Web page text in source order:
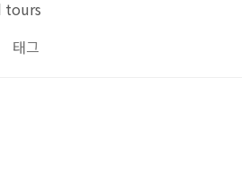
tours
태그